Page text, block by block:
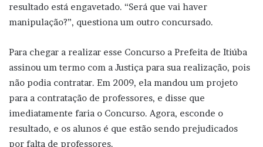
resultado está engavetado. “Será que vai haver
manipulação?”, questiona um outro concursado.
Para chegar a realizar esse Concurso a Prefeita de Itiúba
assinou um termo com a Justiça para sua realização, pois
não podia contratar. Em 2009, ela mandou um projeto
para a contratação de professores, e disse que
imediatamente faria o Concurso. Agora, esconde o
resultado, e os alunos é que estão sendo prejudicados
por falta de professores.